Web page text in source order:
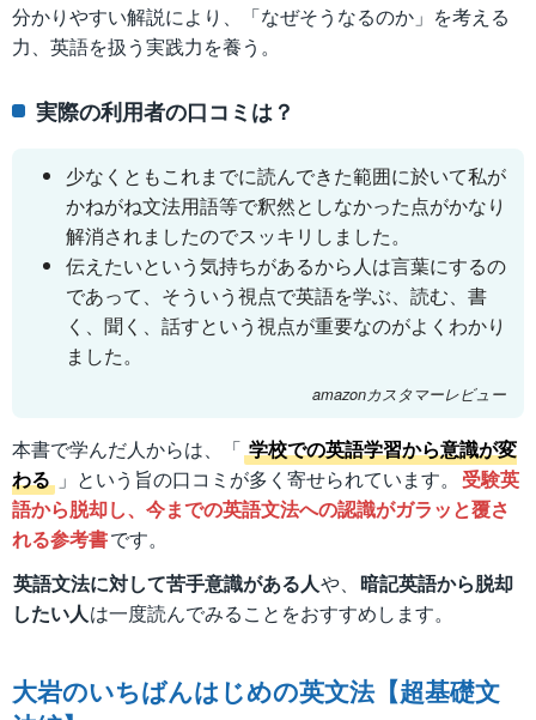
分かりやすい解説により、「なぜそうなるのか」を考える
力、英語を扱う実践力を養う。
実際の利用者の口コミは？
少なくともこれまでに読んできた範囲に於いて私が
かねがね文法用語等で釈然としなかった点がかなり
解消されましたのでスッキリしました。
伝えたいという気持ちがあるから人は言葉にするの
であって、そういう視点で英語を学ぶ、読む、書
く、聞く、話すという視点が重要なのがよくわかり
ました。
amazonカスタマーレビュー
本書で学んだ人からは、「 学校での英語学習から意識が変
わる 」という旨の口コミが多く寄せられています。
受験英
語から脱却し、今までの英語文法への認識がガラッと覆さ
れる参考書です。
英語文法に対して苦手意識がある人や、 暗記英語から脱却
したい人は一度読んでみることをおすすめします。
大岩のいちばんはじめの英文法【超基礎文